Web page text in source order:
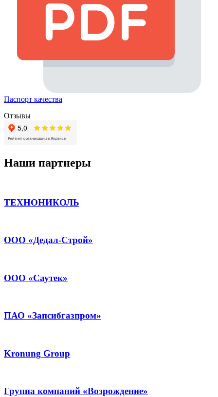
Паспорт качества
Отзывы
Наши партнеры
ТЕХНОНИКОЛЬ
ООО «Дедал-Строй»
ООО «Саутек»
ПАО «Запсибгазпром»
Kronung Group
Группа компаний «Возрождение»